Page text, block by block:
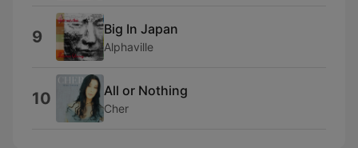
9 Big In Japan
Alphaville
10 All or Nothing
Cher